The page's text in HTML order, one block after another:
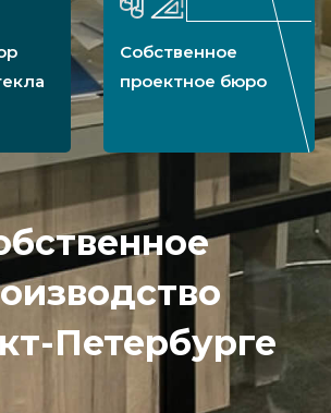
Собственное
проектное бюро
Петербурге